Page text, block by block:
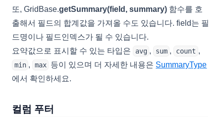
또, GridBase.getSummary(field, summary) 함수를 호
출해서 필드의 합계값을 가져올 수도 있습니다. field는 필
드명이나 필드인덱스가 될 수 있습니다.
요약값으로 표시할 수 있는 타입은
avg , sum , count ,
min , max 등이 있으며 더 자세한 내용은 SummaryType
에서 확인하세요.
컬럼 푸터